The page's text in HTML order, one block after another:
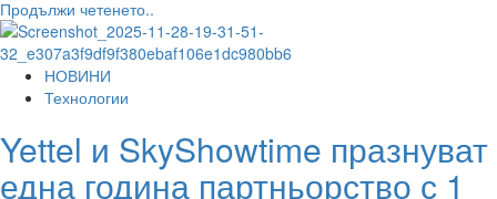
Продължи четенето..
more
about
влиза
в
стрийминг
НОВИНИ
Технологии
Yettel и SkyShowtime празнуват
една година партньорство с 1